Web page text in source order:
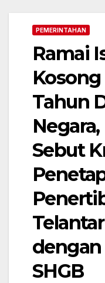
PEMERINTAHAN
Ramai
Kosong
Tahun
Sebut
dengan
SHGB